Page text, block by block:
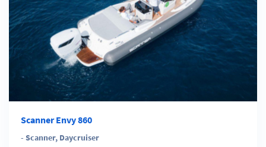
Scanner Envy 860
- Scanner, Daycruiser